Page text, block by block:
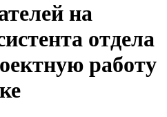
на
отдела
работу